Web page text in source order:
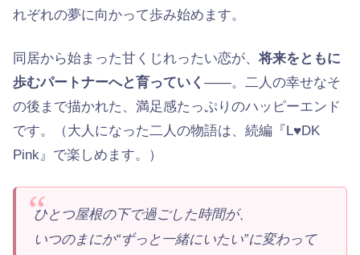
れぞれの夢に向かって歩み始めます。
同居から始まった甘くじれったい恋が、将来をともに
歩むパートナーへと育っていく ——。二人の幸せなそ
の後まで描かれた、満足感たっぷりのハッピーエンド
です。（大人になった二人の物語は、続編『L♥DK
Pink』で楽しめます。）
ひとつ屋根の下で過ごした時間が、
いつのまにか“ずっと一緒にいたい”に変わって